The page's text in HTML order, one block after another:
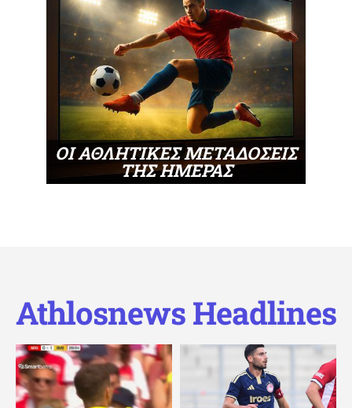
ΟΙ ΑΘΛΗΤΙΚΕΣ ΜΕΤΑΔΟΣΕΙΣ
ΤΗΣ ΗΜΕΡΑΣ
Athlosnews Headlines